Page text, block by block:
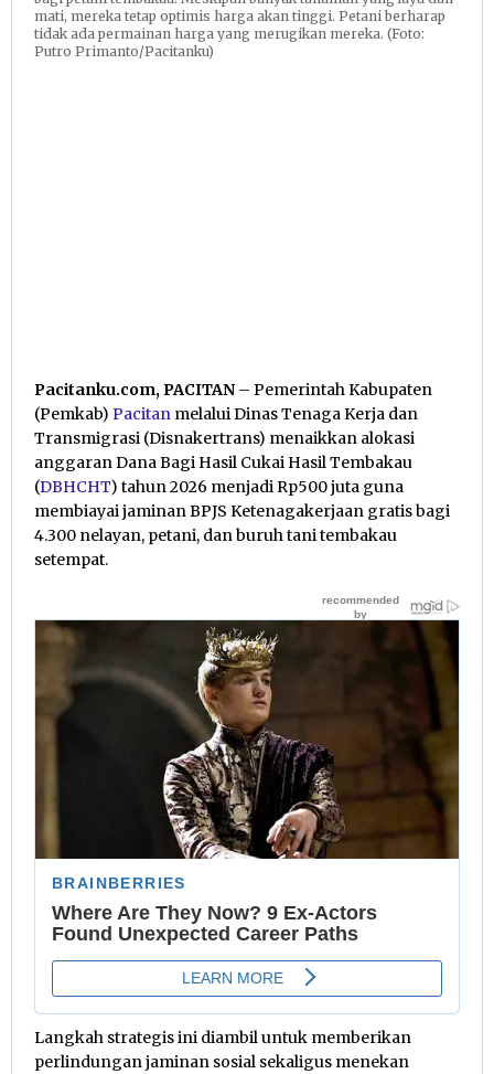
mati, mereka tetap optimis harga akan tinggi. Petani berharap
tidak ada permainan harga yang merugikan mereka. (Foto:
Putro Primanto/Pacitanku)
Pacitanku.com, PACITAN – Pemerintah Kabupaten
(Pemkab) Pacitan melalui Dinas Tenaga Kerja dan
Transmigrasi (Disnakertrans) menaikkan alokasi
anggaran Dana Bagi Hasil Cukai Hasil Tembakau
(DBHCHT) tahun 2026 menjadi Rp500 juta guna
membiayai jaminan BPJS Ketenagakerjaan gratis bagi
4.300 nelayan, petani, dan buruh tani tembakau
setempat.
Langkah strategis ini diambil untuk memberikan
perlindungan jaminan sosial sekaligus menekan